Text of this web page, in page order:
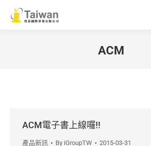
ACM
ACM電子書上線囉!!
產品新訊 By iGroupTW 2015-03-31